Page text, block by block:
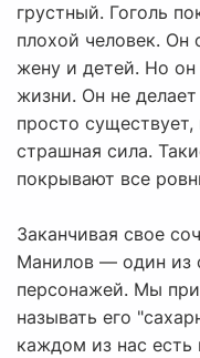
грустный. Гоголь
плохой человек. Он
жену и детей. Но он
жизни. Он не
просто
страшная сила.
покрывают все
Заканчивая свое
Манилов — один из
персонажей. Мы
называть его
каждом из нас